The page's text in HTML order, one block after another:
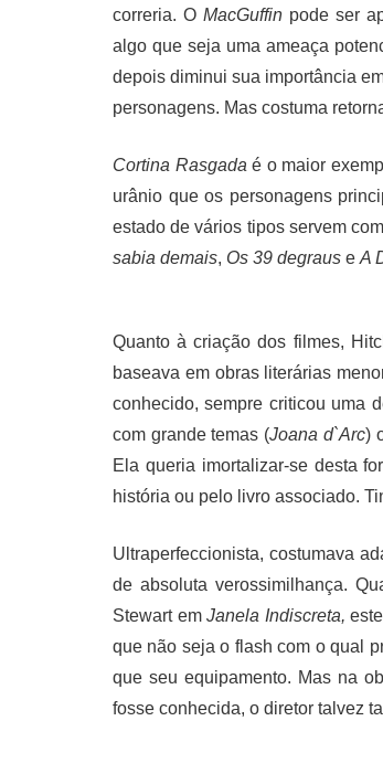
correria. O MacGuffinpode ser
algo que seja uma ameaça
depois diminui sua importância
personagens. Mas costuma
Cortina Rasgada é o maior
urânio que os personagens
estado de vários tipos servem
sabia demais, Os 39 degraus e A
Quanto à criação dos filmes,
baseava em obras literárias
conhecido, sempre criticou uma
com grande temas (Joana d`Arc)
Ela queria imortalizar-se desta
história ou pelo livro associado.
Ultraperfeccionista, costumava
de absoluta verossimilhança.
Stewart emJanela Indiscreta,
que não seja o flash com o qual
que seu equipamento. Mas na
fosse conhecida, o diretor talvez